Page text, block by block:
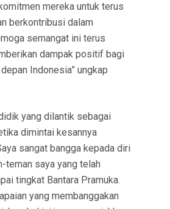
mereka untuk terus
berkontribusi dalam
semangat ini terus
dampak positif bagi
Indonesia” ungkap
yang dilantik sebagai
dimintai kesannya
sangat bangga kepada diri
teman saya yang telah
tingkat Bantara Pramuka.
yang membanggakan